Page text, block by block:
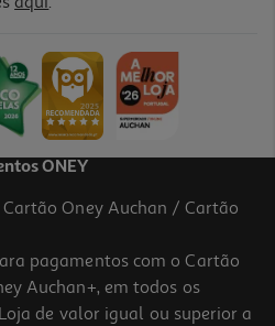
ONEY
Oney Auchan / Cartão
pagamentos com o Cartão
Auchan+, em todos os
de valor igual ou superior a